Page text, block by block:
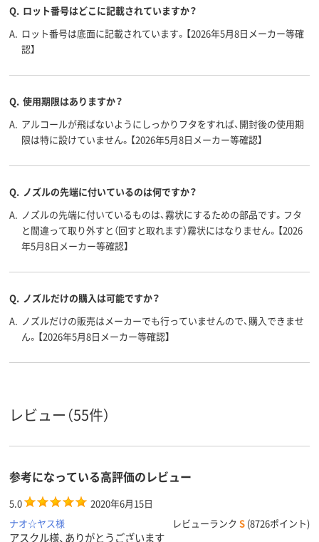
Q. ロット番号はどこに記載されていますか？
A. ロット番号は底面に記載されています。【2026年5月8日メーカー等確
認】
Q. 使用期限はありますか？
A. アルコールが飛ばないようにしっかりフタをすれば、開封後の使用期
限は特に設けていません。【2026年5月8日メーカー等確認】
Q. ノズルの先端に付いているのは何ですか？
A. ノズルの先端に付いているものは、霧状にするための部品です。フタ
と間違って取り外すと（回すと取れます）霧状にはなりません。【2026
年5月8日メーカー等確認】
Q. ノズルだけの購入は可能ですか？
A. ノズルだけの販売はメーカーでも行っていませんので、購入できませ
ん。【2026年5月8日メーカー等確認】
レビュー（55件）
参考になっている高評価のレビュー
5.0
2020年6月15日
ナオ☆ヤス様
レビューランク S (8726ポイント)
アスクル様、ありがとうございます